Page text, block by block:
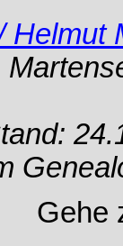
Helmut
Gehe